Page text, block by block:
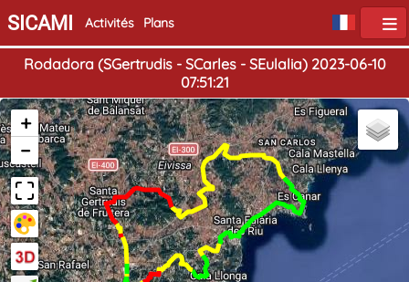
SICAMI Activités Plans
Rodadora (SGertrudis - SCarles - SEulalia) 2023-06-10
07:51:21
+
−